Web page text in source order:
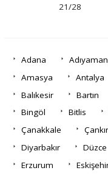
21/28
Adana Adıyaman
Amasya
Antalya
Balıkesir
Bartın
Bingöl
Bitlis
Çanakkale
Diyarbakır
Düzce
Erzurum